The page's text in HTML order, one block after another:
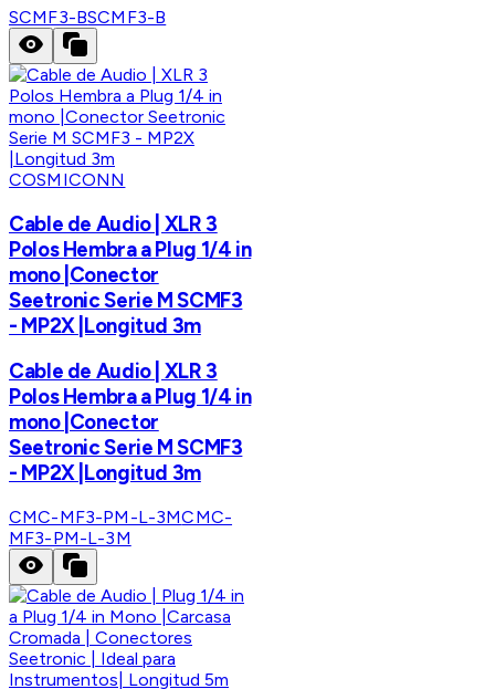
SCMF3-BSCMF3-B
COSMICONN
Cable de Audio | XLR 3
Polos Hembra a Plug 1/4 in
mono |Conector
Seetronic Serie M SCMF3
- MP2X |Longitud 3m
Cable de Audio | XLR 3
Polos Hembra a Plug 1/4 in
mono |Conector
Seetronic Serie M SCMF3
- MP2X |Longitud 3m
CMC-MF3-PM-L-3MCMC-
MF3-PM-L-3M